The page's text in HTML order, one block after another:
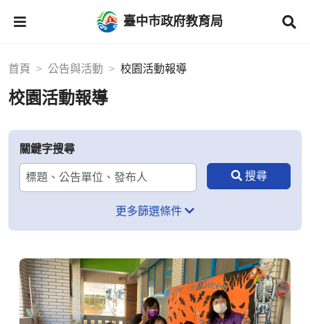
臺中市政府教育局
首頁 公告與活動 校園活動報導
校園活動報導
關鍵字搜尋
更多篩選條件